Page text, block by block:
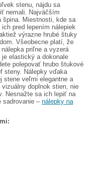
stenu, nájdu sa
nemali. Najväčším
špina. Miestnosti, kde sa
pred lepením nálepiek
výrazne hrubé štuky
Všeobecne platí, že
priľne a vyzerá
elastický a dokonale
polepovať hrubo štukové
steny. Nálepky vďaka
stene veľmi elegantne a
doplnok stien, nie
Nesnažte sa ich lepiť na
sadrovanie – nálepky na